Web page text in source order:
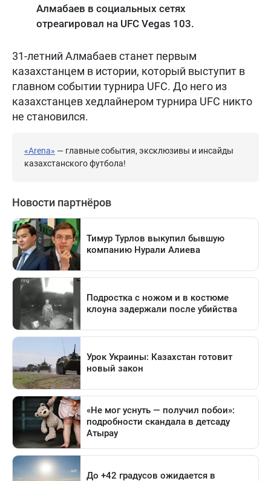
Алмабаев в социальных сетях
отреагировал на UFC Vegas 103.
31-летний Алмабаев станет первым
казахстанцем в истории, который выступит в
главном событии турнира UFC. До него из
казахстанцев хедлайнером турнира UFC никто
не становился.
«Arena» — главные события, эксклюзивы и инсайды
казахстанского футбола!